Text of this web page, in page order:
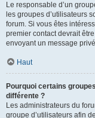
Le responsable d’un
les groupes d’utilisateurs
forum. Si vous êtes
premier contact devrait
envoyant un message
Haut
Pourquoi certains
différente ?
Les administrateurs du
groupe d’utilisateurs afin